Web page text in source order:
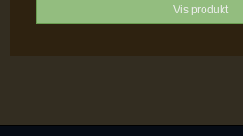
Vis produkt